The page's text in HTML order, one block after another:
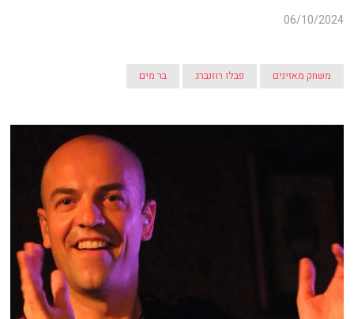
06/10/2024
משחק מאזינים פבלו רוזנברג בר מים